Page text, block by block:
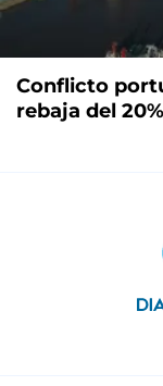
Conflicto
rebaja del